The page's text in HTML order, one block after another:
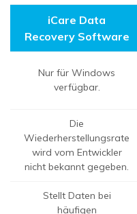
iCare Data
Recovery Software
Nur für Windows
verfügbar.
Die
Wiederherstellungsrate
wird vom Entwickler
nicht bekannt gegeben.
Stellt Daten bei
häufigen